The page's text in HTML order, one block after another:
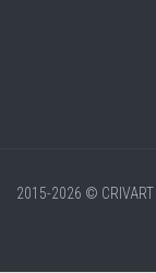
2015-2026 © CRIVART